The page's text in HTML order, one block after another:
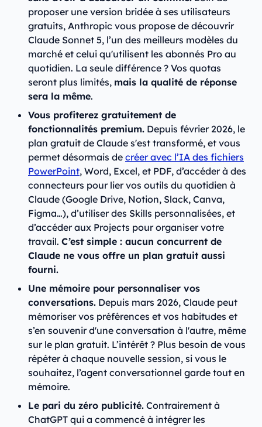
proposer une version bridée à ses utilisateurs
gratuits, Anthropic vous propose de découvrir
Claude Sonnet 5, l’un des meilleurs modèles du
marché et celui qu'utilisent les abonnés Pro au
quotidien. La seule différence ? Vos quotas
seront plus limités, mais la qualité de réponse
sera la même.
Vous profiterez gratuitement de
fonctionnalités premium. Depuis février 2026, le
plan gratuit de Claude s'est transformé, et vous
permet désormais de créer avec l’IA des fichiers
PowerPoint, Word, Excel, et PDF, d’accéder à des
connecteurs pour lier vos outils du quotidien à
Claude (Google Drive, Notion, Slack, Canva,
Figma…), d’utiliser des Skills personnalisées, et
d’accéder aux Projects pour organiser votre
travail. C’est simple : aucun concurrent de
Claude ne vous offre un plan gratuit aussi
fourni.
Une mémoire pour personnaliser vos
conversations. Depuis mars 2026, Claude peut
mémoriser vos préférences et vos habitudes et
s’en souvenir d'une conversation à l'autre, même
sur le plan gratuit. L’intérêt ? Plus besoin de vous
répéter à chaque nouvelle session, si vous le
souhaitez, l’agent conversationnel garde tout en
mémoire.
Le pari du zéro publicité. Contrairement à
ChatGPT qui a commencé à intégrer les